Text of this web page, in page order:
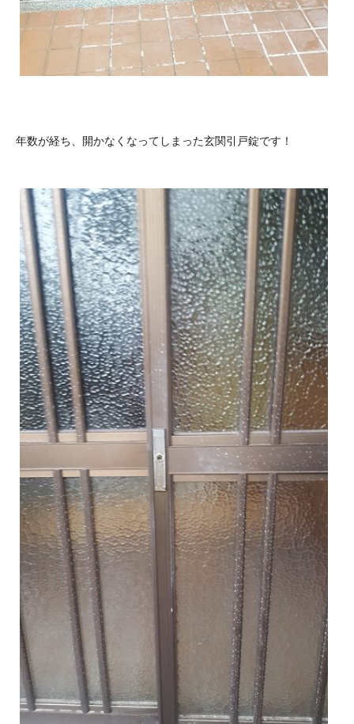
年数が経ち、開かなくなってしまった玄関引戸錠です！